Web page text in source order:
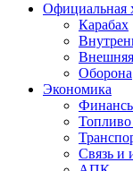
Официальная
Карабах
Оборона
Экономика
Топливо
Связь и